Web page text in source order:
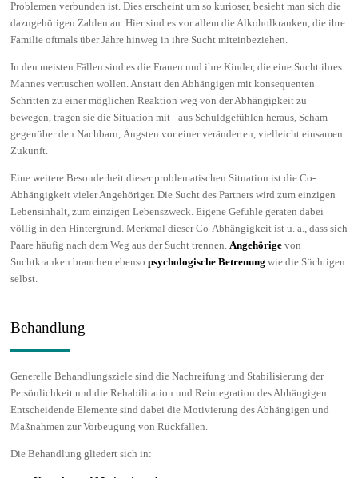
Problemen verbunden ist. Dies erscheint um so kurioser, besieht man sich die
dazugehörigen Zahlen an. Hier sind es vor allem die Alkoholkranken, die ihre
Familie oftmals über Jahre hinweg in ihre Sucht miteinbeziehen.
In den meisten Fällen sind es die Frauen und ihre Kinder, die eine Sucht ihres
Mannes vertuschen wollen. Anstatt den Abhängigen mit konsequenten
Schritten zu einer möglichen Reaktion weg von der Abhängigkeit zu
bewegen, tragen sie die Situation mit - aus Schuldgefühlen heraus, Scham
gegenüber den Nachbarn, Ängsten vor einer veränderten, vielleicht einsamen
Zukunft.
Eine weitere Besonderheit dieser problematischen Situation ist die Co-
Abhängigkeit vieler Angehöriger. Die Sucht des Partners wird zum einzigen
Lebensinhalt, zum einzigen Lebenszweck. Eigene Gefühle geraten dabei
völlig in den Hintergrund. Merkmal dieser Co-Abhängigkeit ist u. a., dass sich
Paare häufig nach dem Weg aus der Sucht trennen. Angehörigevon
Suchtkranken brauchen ebenso psychologische Betreuung wie die Süchtigen
selbst.
Behandlung
Generelle Behandlungsziele sind die Nachreifung und Stabilisierung der
Persönlichkeit und die Rehabilitation und Reintegration des Abhängigen.
Entscheidende Elemente sind dabei die Motivierung des Abhängigen und
Maßnahmen zur Vorbeugung von Rückfällen.
Die Behandlung gliedert sich in: